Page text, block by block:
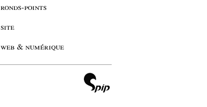
ronds-points
site
web & numérique